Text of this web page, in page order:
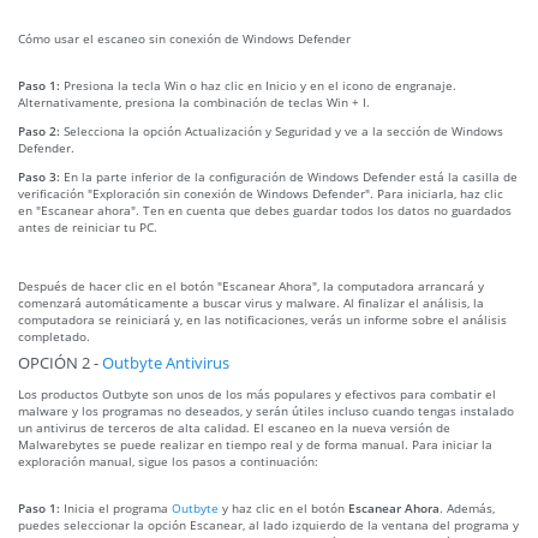
Cómo usar el escaneo sin conexión de Windows Defender
Paso 1: Presiona la tecla Win o haz clic en Inicio y en el icono de engranaje.
Alternativamente, presiona la combinación de teclas Win + I.
Paso 2: Selecciona la opción Actualización y Seguridad y ve a la sección de Windows
Defender.
Paso 3: En la parte inferior de la configuración de Windows Defender está la casilla de
verificación "Exploración sin conexión de Windows Defender". Para iniciarla, haz clic
en "Escanear ahora". Ten en cuenta que debes guardar todos los datos no guardados
antes de reiniciar tu PC.
Después de hacer clic en el botón "Escanear Ahora", la computadora arrancará y
comenzará automáticamente a buscar virus y malware. Al finalizar el análisis, la
computadora se reiniciará y, en las notificaciones, verás un informe sobre el análisis
completado.
OPCIÓN 2 -Outbyte Antivirus
Los productos Outbyte son unos de los más populares y efectivos para combatir el
malware y los programas no deseados, y serán útiles incluso cuando tengas instalado
un antivirus de terceros de alta calidad. El escaneo en la nueva versión de
Malwarebytes se puede realizar en tiempo real y de forma manual. Para iniciar la
exploración manual, sigue los pasos a continuación:
Paso 1: Inicia el programa Outbyte y haz clic en el botón Escanear Ahora. Además,
puedes seleccionar la opción Escanear, al lado izquierdo de la ventana del programa y